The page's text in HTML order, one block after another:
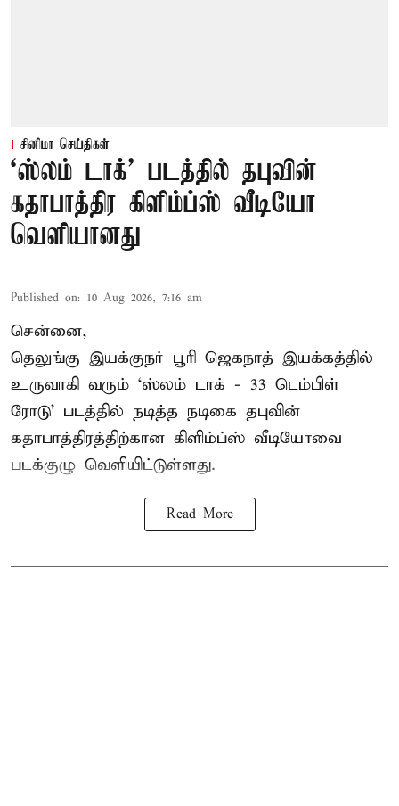
சினிமா செய்திகள்
‘ஸ்லம் டாக்’ படத்தில் தபுவின்
கதாபாத்திர கிளிம்ப்ஸ் வீடியோ
வெளியானது
Published on: 10 Aug 2026, 7:16 am
சென்னை,
தெலுங்கு இயக்குநர் பூரி ஜெகநாத் இயக்கத்தில்
உருவாகி வரும் ‘ஸ்லம் டாக் - 33 டெம்பிள்
ரோடு’ படத்தில் நடித்த நடிகை தபுவின்
கதாபாத்திரத்திற்கான கிளிம்ப்ஸ் வீடியோவை
படக்குழு வெளியிட்டுள்ளது.
Read More